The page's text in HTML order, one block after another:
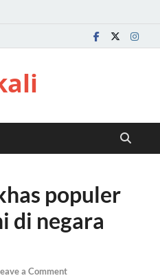
populer
di negara
a Comment